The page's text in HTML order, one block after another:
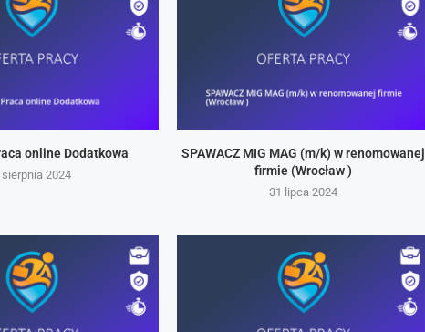
online Dodatkowa
sierpnia 2024
SPAWACZ MIG MAG (m/k) w renomowanej
firmie (Wrocław )
31 lipca 2024